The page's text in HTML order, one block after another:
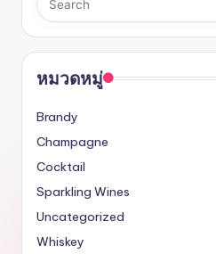
หมวดหมู่
Brandy
Champagne
Cocktail
Sparkling Wines
Uncategorized
Whiskey